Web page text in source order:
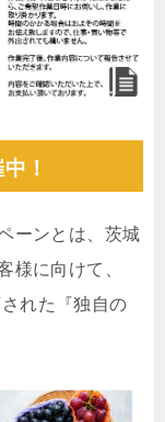
！
ーンとは、茨城
様に向けて、
れた『独自の